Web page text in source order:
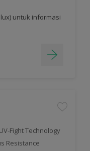
untuk informasi
Fight Technology
Resistance